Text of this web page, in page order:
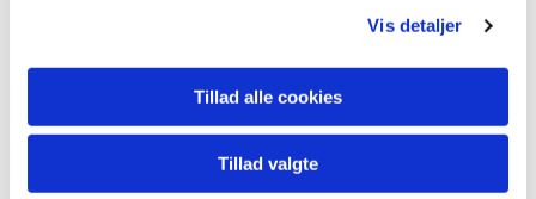
Vis detaljer
Tillad alle cookies
Tillad valgte
Du vil måske også kunne
lide...